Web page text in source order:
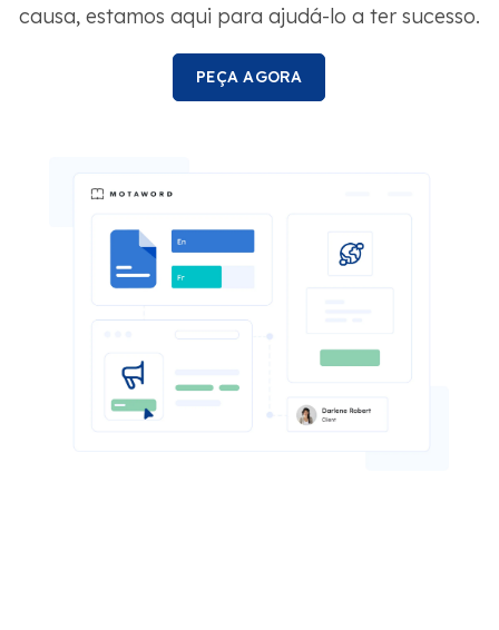
causa, estamos aqui para ajudá-lo a ter sucesso.
PEÇA AGORA